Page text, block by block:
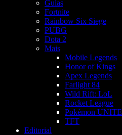
Guias
Fortnite
Rainbow Six Siege
PUBG
Dota 2
Mais
Mobile Legends
Honor of Kings
Apex Legends
Farlight 84
Wild Rift: LoL
Rocket League
Pokémon UNITE
TFT
Editorial